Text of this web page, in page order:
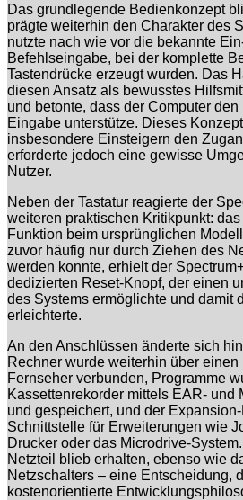
Das grundlegende Bedienkonzept
prägte weiterhin den Charakter des
nutzte nach wie vor die bekannte
Befehlseingabe, bei der komplette
Tastendrücke erzeugt wurden. Das
diesen Ansatz als bewusstes
und betonte, dass der Computer
Eingabe unterstütze. Dieses
insbesondere Einsteigern den
erforderte jedoch eine gewisse
Nutzer.
Neben der Tastatur reagierte der
weiteren praktischen Kritikpunkt:
Funktion beim ursprünglichen
zuvor häufig nur durch Ziehen des
werden konnte, erhielt der
dedizierten Reset-Knopf, der einen
des Systems ermöglichte und damit
erleichterte.
An den Anschlüssen änderte sich
Rechner wurde weiterhin über
Fernseher verbunden, Programme
Kassettenrekorder mittels EAR- und
und gespeichert, und der
Schnittstelle für Erweiterungen wie
Drucker oder das Microdrive-
Netzteil blieb erhalten, ebenso wie
Netzschalters – eine Entscheidung,
kostenorientierte